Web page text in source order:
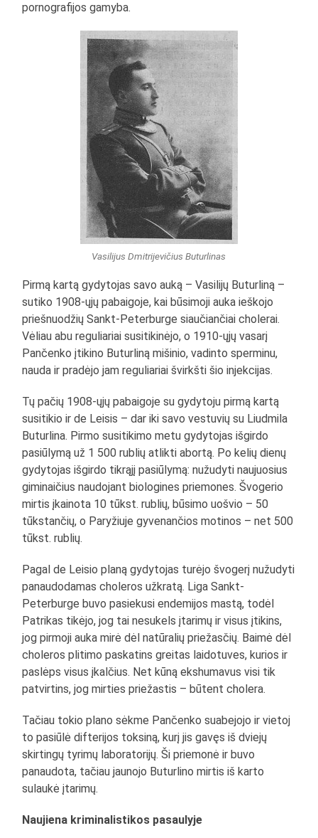
pornografijos gamyba.
Vasilijus Dmitrijevičius Buturlinas
Pirmą kartą gydytojas savo auką – Vasilijų Buturliną –
sutiko 1908-ųjų pabaigoje, kai būsimoji auka ieškojo
priešnuodžių Sankt-Peterburge siaučiančiai cholerai.
Vėliau abu reguliariai susitikinėjo, o 1910-ųjų vasarį
Pančenko įtikino Buturliną mišinio, vadinto sperminu,
nauda ir pradėjo jam reguliariai švirkšti šio injekcijas.
Tų pačių 1908-ųjų pabaigoje su gydytoju pirmą kartą
susitikio ir de Leisis – dar iki savo vestuvių su Liudmila
Buturlina. Pirmo susitikimo metu gydytojas išgirdo
pasiūlymą už 1 500 rublių atlikti abortą. Po kelių dienų
gydytojas išgirdo tikrąjį pasiūlymą: nužudyti naujuosius
giminaičius naudojant biologines priemones. Švogerio
mirtis įkainota 10 tūkst. rublių, būsimo uošvio – 50
tūkstančių, o Paryžiuje gyvenančios motinos – net 500
tūkst. rublių.
Pagal de Leisio planą gydytojas turėjo švogerį nužudyti
panaudodamas choleros užkratą. Liga Sankt-
Peterburge buvo pasiekusi endemijos mastą, todėl
Patrikas tikėjo, jog tai nesukels įtarimų ir visus įtikins,
jog pirmoji auka mirė dėl natūralių priežasčių. Baimė dėl
choleros plitimo paskatins greitas laidotuves, kurios ir
paslėps visus įkalčius. Net kūną ekshumavus visi tik
patvirtins, jog mirties priežastis – būtent cholera.
Tačiau tokio plano sėkme Pančenko suabejojo ir vietoj
to pasiūlė difterijos toksiną, kurį jis gavęs iš dviejų
skirtingų tyrimų laboratorijų. Ši priemonė ir buvo
panaudota, tačiau jaunojo Buturlino mirtis iš karto
sulaukė įtarimų.
Naujiena kriminalistikos pasaulyje